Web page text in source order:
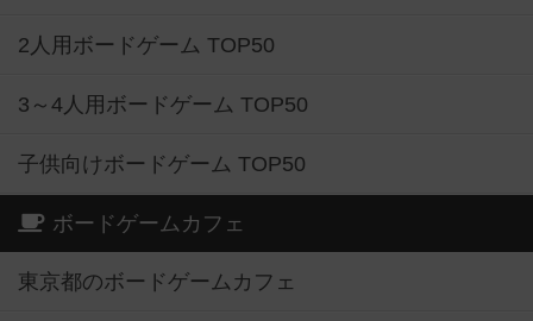
2人用ボードゲーム TOP50
3～4人用ボードゲーム TOP50
子供向けボードゲーム TOP50
ボードゲームカフェ
東京都のボードゲームカフェ